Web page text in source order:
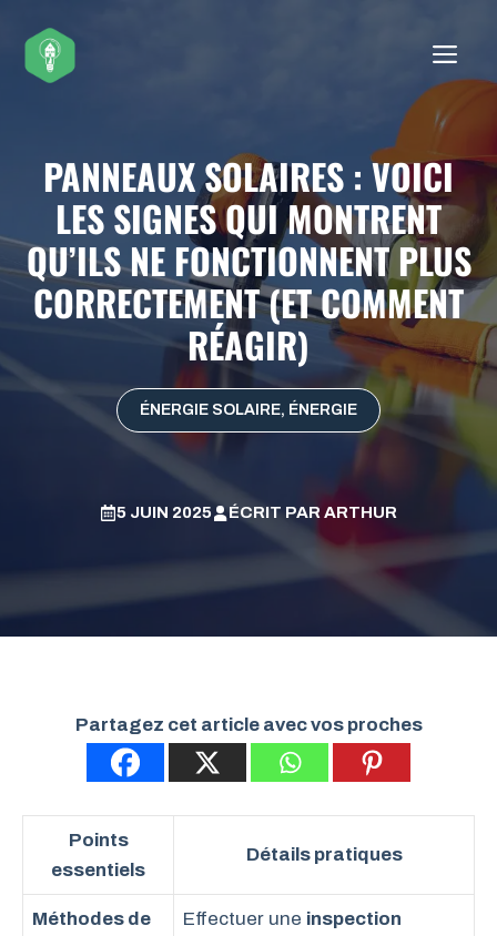
contenu
PANNEAUX SOLAIRES : VOICI
LES SIGNES QUI MONTRENT
QU’ILS NE FONCTIONNENT PLUS
CORRECTEMENT (ET COMMENT
RÉAGIR)
ÉNERGIE SOLAIRE, ÉNERGIE
5 JUIN 2025 ÉCRIT PAR ARTHUR
Partagez cet article avec vos proches
Points
essentiels
Détails pratiques
Méthodes de
Effectuer une inspection